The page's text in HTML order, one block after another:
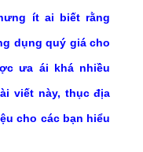
ít ai biết rằng
dụng quý giá cho
ưa ái khá nhiều
viết này, thục địa
cho các bạn hiểu